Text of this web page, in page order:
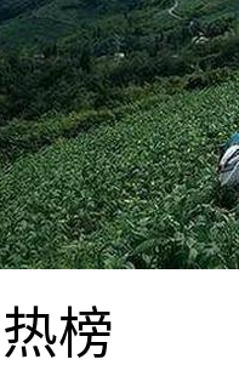
热榜